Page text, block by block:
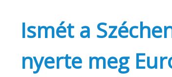
Ismét a
nyerte meg